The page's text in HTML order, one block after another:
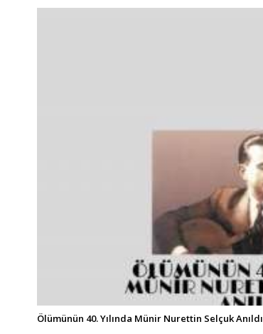
Ölümünün 40. Yılında Münir Nurettin Selçuk Anıldı